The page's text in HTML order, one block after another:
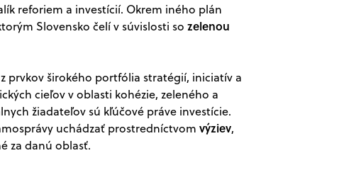
reforiem a investícií. Okrem iného plán
Slovensko čelí v súvislosti so zelenou
prvkov širokého portfólia stratégií, iniciatív a
cieľov v oblasti kohézie, zeleného a
žiadateľov sú kľúčové práve investície.
uchádzať prostredníctvom výziev,
za danú oblasť.